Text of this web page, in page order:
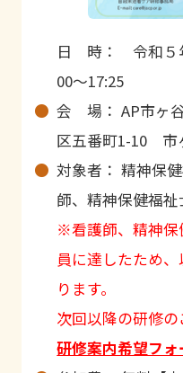
日 時： 令和５
00～17:25
会 場：AP市ヶ
区五番町1-10 市
対象者： 精神保
師、精神保健福
※看護師、精神保
員に達したため
ります。
次回以降の研修
研修案内希望フォ